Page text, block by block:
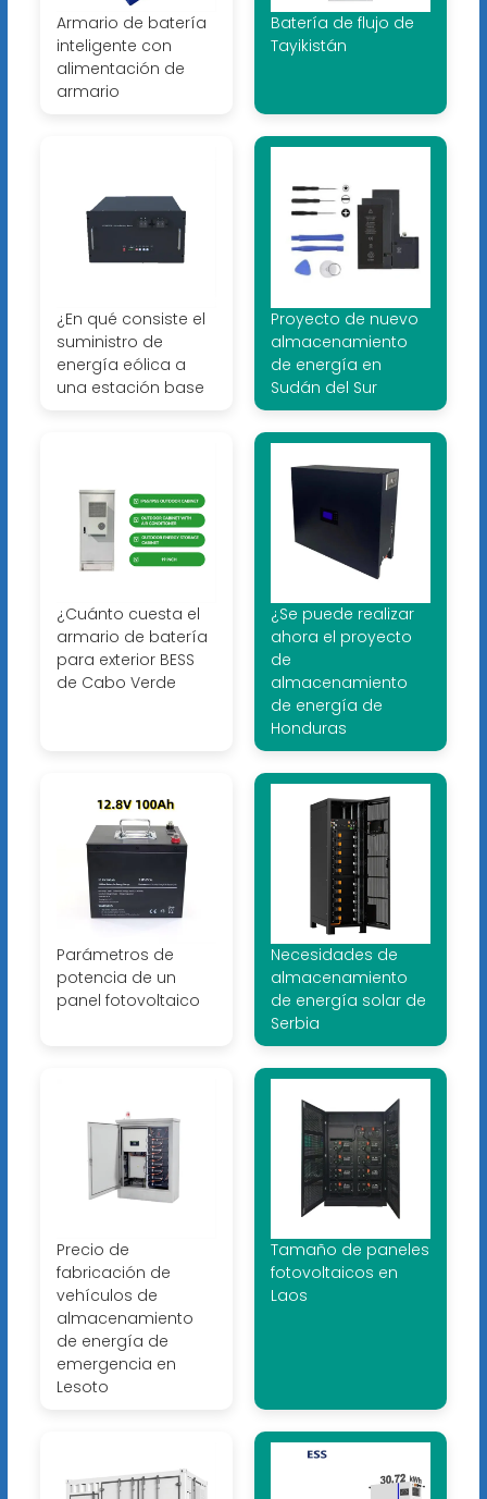
Armario de batería
inteligente con
alimentación de
armario
Batería de flujo de
Tayikistán
¿En qué consiste el
suministro de
energía eólica a
una estación base
Proyecto de nuevo
almacenamiento
de energía en
Sudán del Sur
¿Cuánto cuesta el
armario de batería
para exterior BESS
de Cabo Verde
¿Se puede realizar
ahora el proyecto
de
almacenamiento
de energía de
Honduras
Parámetros de
potencia de un
panel fotovoltaico
Necesidades de
almacenamiento
de energía solar de
Serbia
Precio de
fabricación de
vehículos de
almacenamiento
de energía de
emergencia en
Lesoto
Tamaño de paneles
fotovoltaicos en
Laos